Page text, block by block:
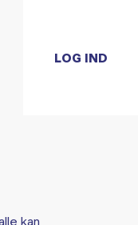
LOG IND
kan